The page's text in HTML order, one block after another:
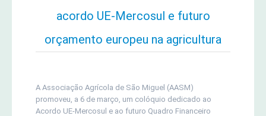
acordo UE-Mercosul e futuro
orçamento europeu na agricultura
A Associação Agrícola de São Miguel (AASM)
promoveu, a 6 de março, um colóquio dedicado ao
Acordo UE-Mercosul e ao futuro Quadro Financeiro